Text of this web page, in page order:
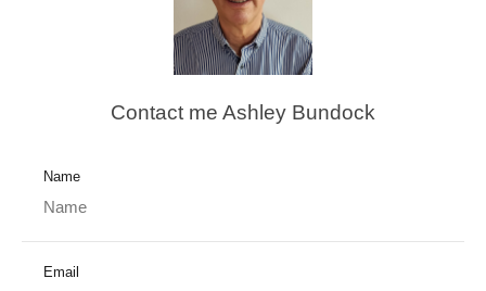
Contact me Ashley Bundock
Name
Email